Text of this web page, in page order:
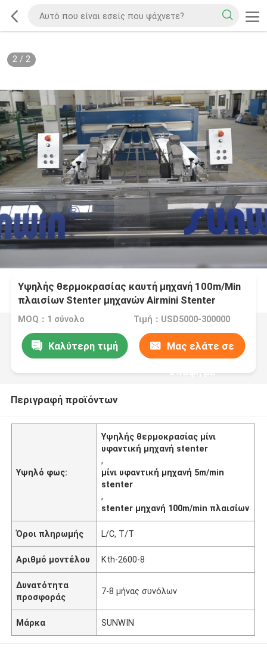
2/ 2
Υψηλής θερμοκρασίας καυτή μηχανή 100m/Min
πλαισίων Stenter μηχανών Airmini Stenter
υφαντική
MOQ：1 σύνολο Τιμή：USD5000-300000
Καλύτερη τιμή Μας ελάτε σε
επαφή με
Περιγραφή προϊόντων
Υψηλό φως:
Υψηλής θερμοκρασίας μίνι
υφαντική μηχανή stenter
,
μίνι υφαντική μηχανή 5m/min
stenter
,
stenter μηχανή 100m/min πλαισίων
Όροι πληρωμής L/C, T/T
Αριθμό μοντέλου Kth-2600-8
Δυνατότητα
προσφοράς
7-8 μήνας συνόλων
Μάρκα SUNWIN